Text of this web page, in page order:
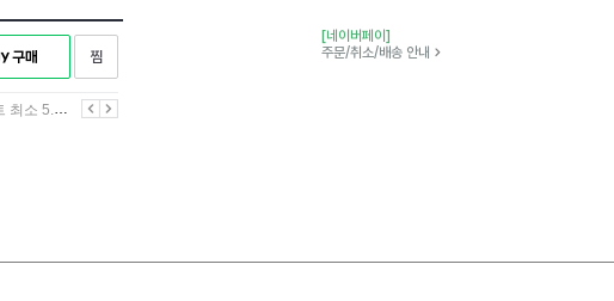
이전
적립 다음
[네이버페이]
주문/취소/배송 안내